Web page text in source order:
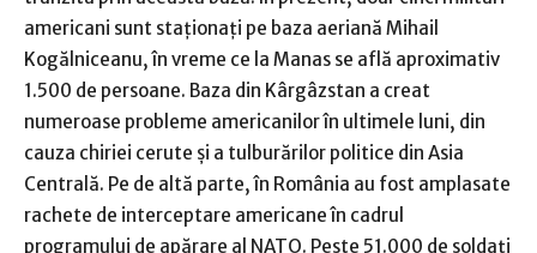
americani sunt staţionaţi pe baza aeriană Mihail
Kogălniceanu, în vreme ce la Manas se află aproximativ
1.500 de persoane. Baza din Kârgâzstan a creat
numeroase probleme americanilor în ultimele luni, din
cauza chiriei cerute şi a tulburărilor politice din Asia
Centrală. Pe de altă parte, în România au fost amplasate
rachete de interceptare americane în cadrul
programului de apărare al NATO. Peste 51.000 de soldaţi